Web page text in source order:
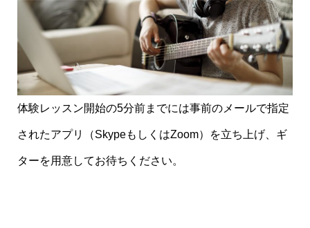
体験レッスン開始の5分前までには事前のメールで指定
されたアプリ（SkypeもしくはZoom）を立ち上げ、ギ
ターを用意してお待ちください。